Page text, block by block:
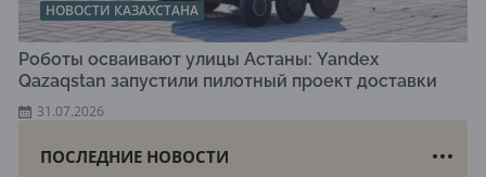
НОВОСТИ КАЗАХСТАНА
Роботы осваивают улицы Астаны: Yandex
Qazaqstan запустили пилотный проект доставки
31.07.2026
ПОСЛЕДНИЕ НОВОСТИ